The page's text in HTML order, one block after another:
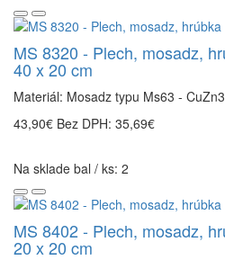
MS 8320 - Plech, mosadz,
40 x 20 cm
Materiál: Mosadz typu Ms63 -
43,90€ Bez DPH: 35,69€
Na sklade bal / ks: 2
MS 8402 - Plech, mosadz,
20 x 20 cm